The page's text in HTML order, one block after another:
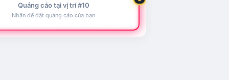
Quảng cáo tại vị trí #10
Nhấn để đặt quảng cáo của bạn